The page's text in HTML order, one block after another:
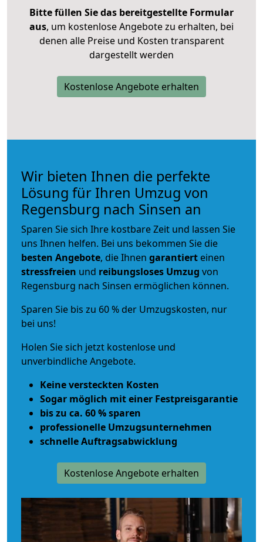
Bitte füllen Sie das bereitgestellte Formular
aus, um kostenlose Angebote zu erhalten, bei
denen alle Preise und Kosten transparent
dargestellt werden
Kostenlose Angebote erhalten
Wir bieten Ihnen die perfekte
Lösung für Ihren Umzug von
Regensburg nach Sinsen an
Sparen Sie sich Ihre kostbare Zeit und lassen Sie
uns Ihnen helfen. Bei uns bekommen Sie die
besten Angebote, die Ihnen garantiert einen
stressfreien und reibungsloses Umzug von
Regensburg nach Sinsen ermöglichen können.
Sparen Sie bis zu 60 % der Umzugskosten, nur
bei uns!
Holen Sie sich jetzt kostenlose und
unverbindliche Angebote.
Keine versteckten Kosten
Sogar möglich mit einer Festpreisgarantie
bis zu ca. 60 % sparen
professionelle Umzugsunternehmen
schnelle Auftragsabwicklung
Kostenlose Angebote erhalten